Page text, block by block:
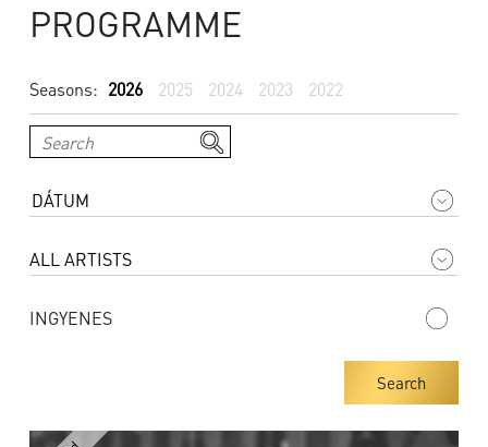
PROGRAMME
Seasons: 2026 2025 2024 2023 2022
INGYENES
Search